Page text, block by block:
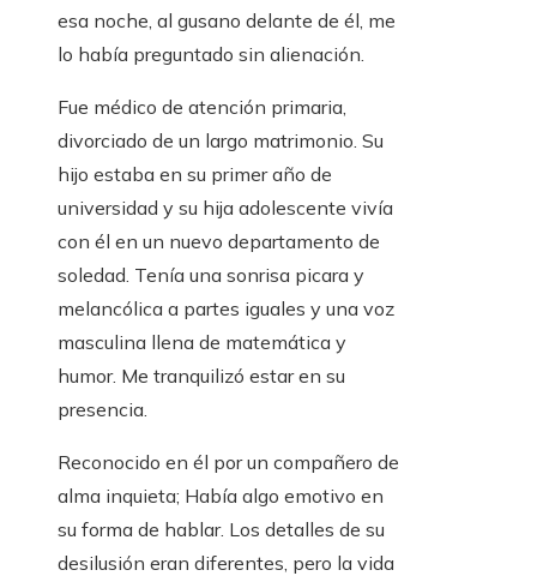
esa noche, al gusano delante de él, me
lo había preguntado sin alienación.
Fue médico de atención primaria,
divorciado de un largo matrimonio. Su
hijo estaba en su primer año de
universidad y su hija adolescente vivía
con él en un nuevo departamento de
soledad. Tenía una sonrisa picara y
melancólica a partes iguales y una voz
masculina llena de matemática y
humor. Me tranquilizó estar en su
presencia.
Reconocido en él por un compañero de
alma inquieta; Había algo emotivo en
su forma de hablar. Los detalles de su
desilusión eran diferentes, pero la vida